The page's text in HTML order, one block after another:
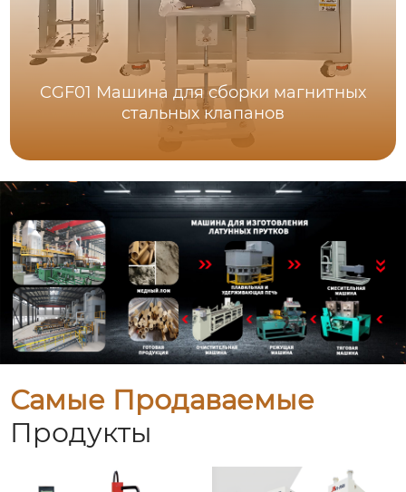
CGF01 Машина для сборки магнитных
стальных клапанов
Самые Продаваемые
Продукты